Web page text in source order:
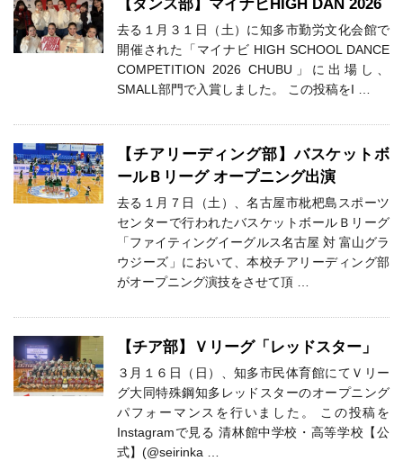
【ダンス部】マイナビHIGH DAN 2026
去る１月３１日（土）に知多市勤労文化会館で
開催された「マイナビ HIGH SCHOOL DANCE
COMPETITION 2026 CHUBU」に出場し、
SMALL部門で入賞しました。 この投稿をI …
【チアリーディング部】バスケットボ
ールＢリーグ オープニング出演
去る１月７日（土）、名古屋市枇杷島スポーツ
センターで行われたバスケットボールＢリーグ
「ファイティングイーグルス名古屋 対 富山グラ
ウジーズ」において、本校チアリーディング部
がオープニング演技をさせて頂 …
【チア部】Ｖリーグ「レッドスター」
３月１６日（日）、知多市民体育館にてＶリー
グ大同特殊鋼知多レッドスターのオープニング
パフォーマンスを行いました。 この投稿を
Instagramで見る 清林館中学校・高等学校【公
式】(@seirinka …